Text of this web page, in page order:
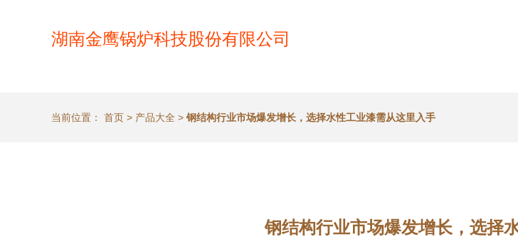
湖南金鹰锅炉科技股份有限公司
当前位置： 首页 > 产品大全 > 钢结构行业市场爆发增长，选择水性工业漆需从这里入手
钢结构行业市场爆发增长，选择